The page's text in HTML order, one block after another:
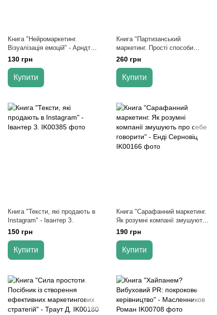
Книга "Нейромаркетинг.
Візуалізація емоцій" - Арндт
Трайндл
130 грн
Купити
Книга "Партизанський
маркетинг. Прості способи
отримання великих прибутків
за малих витрат" - Левінсон Д.
260 грн
Купити
Книга "Тексти, які продають в
Instagram" - Івантер З.
150 грн
Купити
Книга "Сарафанний маркетинг.
Як розумні компанії змушують
про себе говорити" - Енді
Серновіц
190 грн
Купити